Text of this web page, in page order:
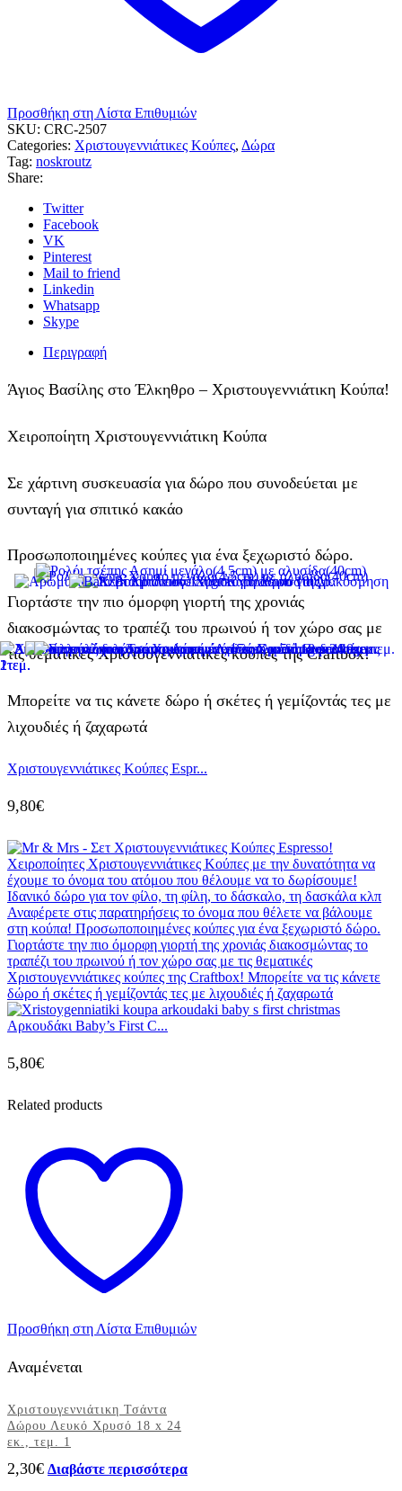
Προσθήκη στη Λίστα Επιθυμιών
SKU: CRC-2507
Categories: Χριστουγεννιάτικες Κούπες, Δώρα
Tag: noskroutz
Share:
Twitter
Facebook
VK
Pinterest
Mail to friend
Linkedin
Whatsapp
Skype
Περιγραφή
Άγιος Βασίλης στο Έλκηθρο – Χριστουγεννιάτικη Κούπα!
Χειροποίητη Χριστουγεννιάτικη Κούπα
Σε χάρτινη συσκευασία για δώρο που συνοδεύεται με
συνταγή για σπιτικό κακάο
Προσωποποιημένες κούπες για ένα ξεχωριστό δώρο.
Γιορτάστε την πιο όμορφη γιορτή της χρονιάς
διακοσμώντας το τραπέζι του πρωινού ή τον χώρο σας με
τις θεματικές Χριστουγεννιάτικες κούπες της Craftbox!
Μπορείτε να τις κάνετε δώρο ή σκέτες ή γεμίζοντάς τες με
λιχουδιές ή ζαχαρωτά
Χριστουγεννιάτικες Κούπες Espr...
9,80€
Αρκουδάκι Baby’s First C...
5,80€
Related products
Προσθήκη στη Λίστα Επιθυμιών
Αναμένεται
Χριστουγεννιάτικη Τσάντα
Δώρου Λευκό Χρυσό 18 x 24
εκ., τεμ. 1
2,30€ Διαβάστε περισσότερα